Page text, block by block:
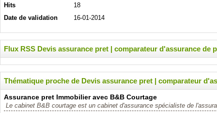
Hits
18
Date de validation
16-01-2014
Flux RSS Devis assurance pret | comparateur d'assurance de
Thématique proche de Devis assurance pret | comparateur
Assurance pret Immobilier avec B&B Courtage
Le cabinet B&B courtage est un cabinet d'assurance spécialiste de